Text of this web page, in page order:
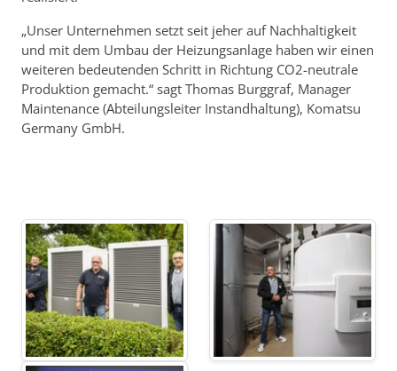
„Unser Unternehmen setzt seit jeher auf Nachhaltigkeit
und mit dem Umbau der Heizungsanlage haben wir einen
weiteren bedeutenden Schritt in Richtung CO2-neutrale
Produktion gemacht.“ sagt Thomas Burggraf, Manager
Maintenance (Abteilungsleiter Instandhaltung), Komatsu
Germany GmbH.